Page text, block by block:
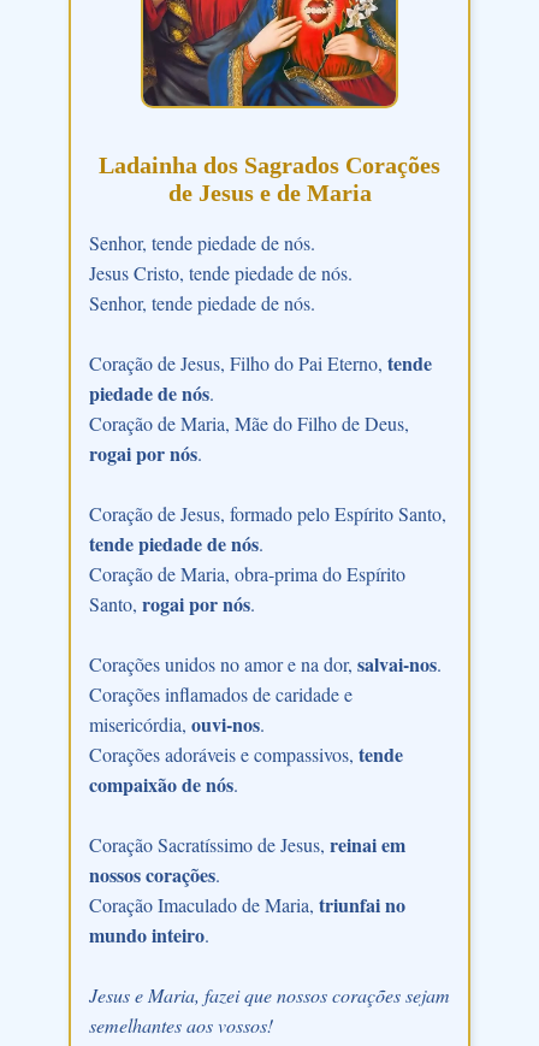
Ladainha dos Sagrados Corações
de Jesus e de Maria
Senhor, tende piedade de nós.
Jesus Cristo, tende piedade de nós.
Senhor, tende piedade de nós.
Coração de Jesus, Filho do Pai Eterno, tende
piedade de nós.
Coração de Maria, Mãe do Filho de Deus,
rogai por nós.
Coração de Jesus, formado pelo Espírito Santo,
tende piedade de nós.
Coração de Maria, obra-prima do Espírito
Santo, rogai por nós.
Corações unidos no amor e na dor, salvai-nos.
Corações inflamados de caridade e
misericórdia, ouvi-nos.
Corações adoráveis e compassivos, tende
compaixão de nós.
Coração Sacratíssimo de Jesus, reinai em
nossos corações.
Coração Imaculado de Maria, triunfai no
mundo inteiro.
Jesus e Maria, fazei que nossos corações sejam
semelhantes aos vossos!